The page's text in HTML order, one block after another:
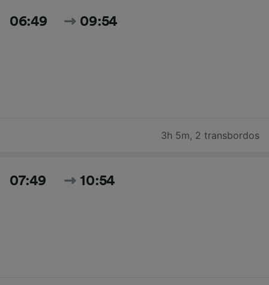
06:49 09:54
3h 5m, 2 transbordos
07:49 10:54